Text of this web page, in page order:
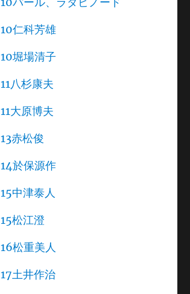
10仁科芳雄
10堀場清子
11八杉康夫
11大原博夫
13赤松俊
14於保源作
15中津泰人
15松江澄
16松重美人
17土井作治